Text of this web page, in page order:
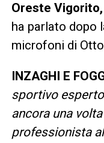
Oreste
ha parlato dopo
microfoni di
INZAGHI E
sportivo
ancora una
professionista